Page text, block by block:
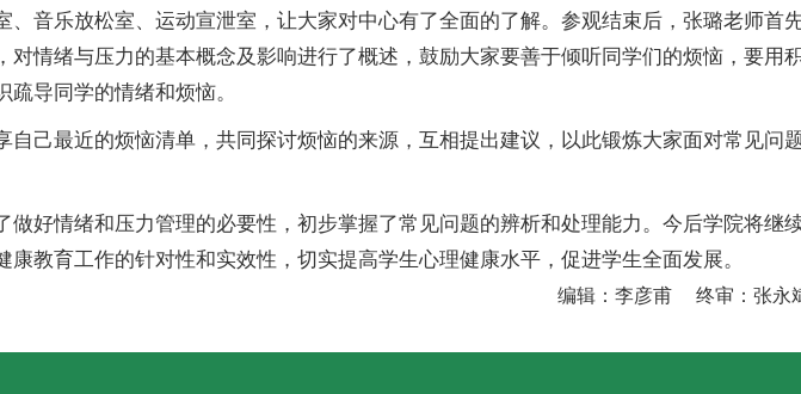
音乐放松室、运动宣泄室，让大家对中心有了全面的了解。参观结束后，张璐老师首
情绪与压力的基本概念及影响进行了概述，鼓励大家要善于倾听同学们的烦恼，要用
导同学的情绪和烦恼。
自己最近的烦恼清单，共同探讨烦恼的来源，互相提出建议，以此锻炼大家面对常见问
做好情绪和压力管理的必要性，初步掌握了常见问题的辨析和处理能力。今后学院将继
教育工作的针对性和实效性，切实提高学生心理健康水平，促进学生全面发展。
编辑：李彦甫 终审：张永